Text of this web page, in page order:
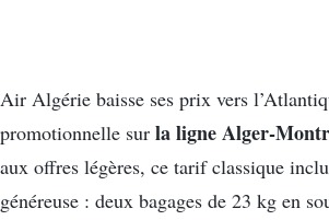
Air Algérie baisse ses prix vers
promotionnelle sur la ligne Alger-
aux offres légères, ce tarif classique
généreuse : deux bagages de 23 kg en